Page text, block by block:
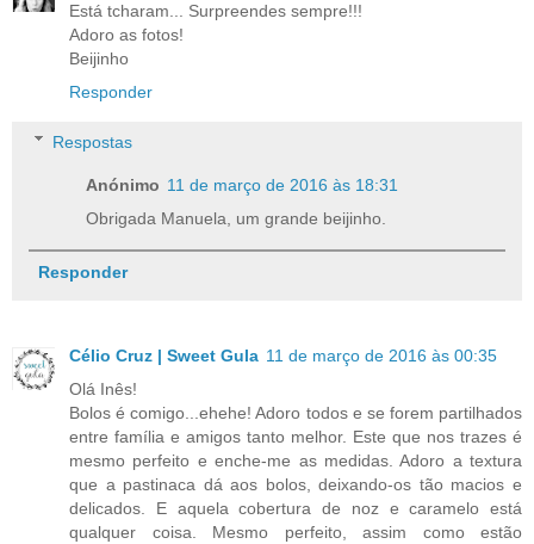
Está tcharam... Surpreendes sempre!!!
Adoro as fotos!
Beijinho
Responder
Respostas
Anónimo 11 de março de 2016 às 18:31
Obrigada Manuela, um grande beijinho.
Responder
Célio Cruz | Sweet Gula 11 de março de 2016 às 00:35
Olá Inês!
Bolos é comigo...ehehe! Adoro todos e se forem partilhados
entre família e amigos tanto melhor. Este que nos trazes é
mesmo perfeito e enche-me as medidas. Adoro a textura
que a pastinaca dá aos bolos, deixando-os tão macios e
delicados. E aquela cobertura de noz e caramelo está
qualquer coisa. Mesmo perfeito, assim como estão